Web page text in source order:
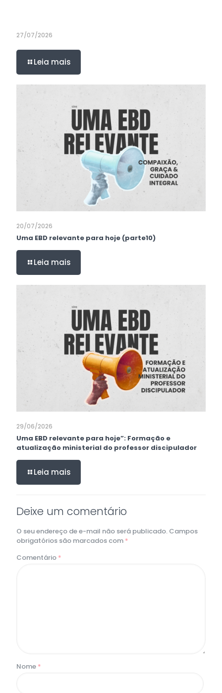
27/07/2026
Leia mais
20/07/2026
Uma EBD relevante para hoje (parte10)
Leia mais
29/06/2026
Uma EBD relevante para hoje”: Formação e
atualização ministerial do professor discipulador
Leia mais
Deixe um comentário
O seu endereço de e-mail não será publicado. Campos
obrigatórios são marcados com *
Comentário *
Nome *